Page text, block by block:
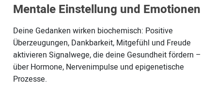
Mentale Einstellung und Emotionen
Deine Gedanken wirken biochemisch: Positive
Überzeugungen, Dankbarkeit, Mitgefühl und Freude
aktivieren Signalwege, die deine Gesundheit fördern –
über Hormone, Nervenimpulse und epigenetische
Prozesse.